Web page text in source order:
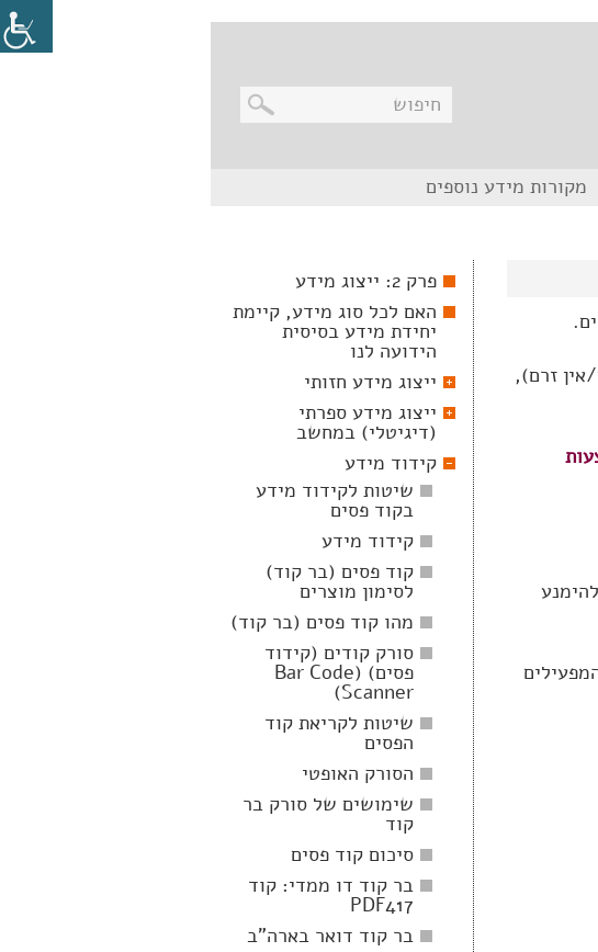
מקורות מידע נוספים
זרם),
פרק 2: ייצוג מידע
האם לכל סוג מידע, קיימת
יחידת מידע בסיסית
הידועה לנו
ייצוג מידע חזותי
ייצוג מידע ספרתי
(דיגיטלי) במחשב
קידוד מידע
שיטות לקידוד מידע
בקוד פסים
קידוד מידע
קוד פסים (בר קוד)
לסימון מוצרים
מהו קוד פסים (בר קוד)
סורק קודים (קידוד
פסים) (Bar Code
Scanner)
שיטות לקריאת קוד
הפסים
הסורק האופטי
שימושים של סורק בר
קוד
סיכום קוד פסים
בר קוד דו ממדי: קוד
PDF417
בר קוד דואר בארה"ב